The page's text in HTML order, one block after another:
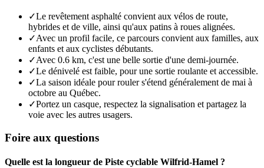
✓Le revêtement asphalté convient aux vélos de route,
hybrides et de ville, ainsi qu'aux patins à roues alignées.
✓Avec un profil facile, ce parcours convient aux familles, aux
enfants et aux cyclistes débutants.
✓Avec 0.6 km, c'est une belle sortie d'une demi-journée.
✓Le dénivelé est faible, pour une sortie roulante et accessible.
✓La saison idéale pour rouler s'étend généralement de mai à
octobre au Québec.
✓Portez un casque, respectez la signalisation et partagez la
voie avec les autres usagers.
Foire aux questions
Quelle est la longueur de Piste cyclable Wilfrid-Hamel ?